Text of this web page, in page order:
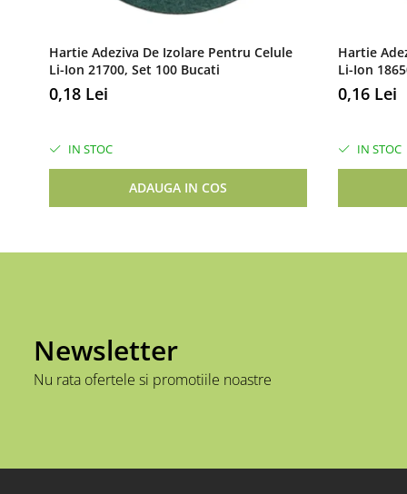
Hartie Adeziva De Izolare Pentru Celule
Li-Ion 21700, Set 100 Bucati
0,18 Lei
IN STOC
ADAUGA IN COS
Hartie
Li-Ion
0,16 Lei
IN STOC
Newsletter
Nu rata ofertele si promotiile noastre